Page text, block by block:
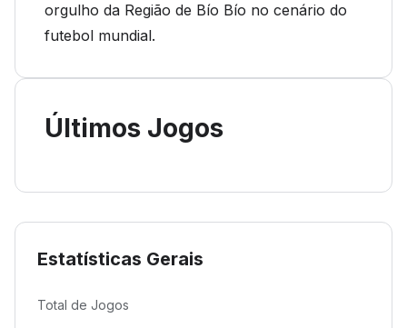
orgulho da Região de Bío Bío no cenário do
futebol mundial.
Últimos Jogos
Estatísticas Gerais
Total de Jogos